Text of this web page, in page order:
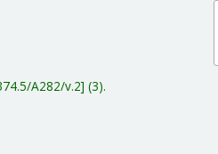
A282/v.2 (3).